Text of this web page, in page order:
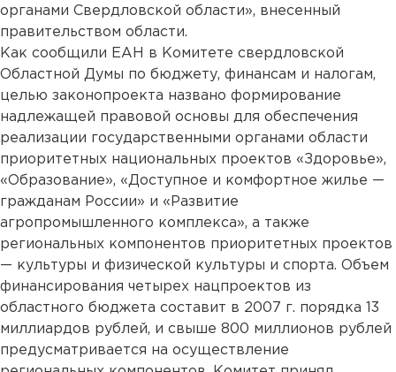
органами Свердловской области», внесенный
правительством области.
Как сообщили ЕАН в Комитете свердловской
Областной Думы по бюджету, финансам и налогам,
целью законопроекта названо формирование
надлежащей правовой основы для обеспечения
реализации государственными органами области
приоритетных национальных проектов «Здоровье»,
«Образование», «Доступное и комфортное жилье —
гражданам России» и «Развитие
агропромышленного комплекса», а также
региональных компонентов приоритетных проектов
— культуры и физической культуры и спорта. Объем
финансирования четырех нацпроектов из
областного бюджета составит в 2007 г. порядка 13
миллиардов рублей, и свыше 800 миллионов рублей
предусматривается на осуществление